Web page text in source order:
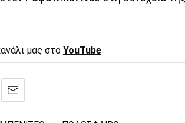
μας στο YouTube